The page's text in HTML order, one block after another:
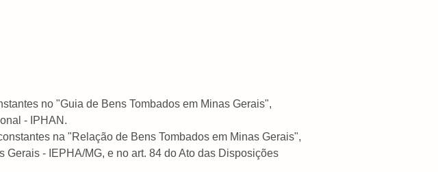
no "Guia de Bens Tombados em Minas Gerais",
- IPHAN.
na "Relação de Bens Tombados em Minas Gerais",
- IEPHA/MG, e no art. 84 do Ato das Disposições